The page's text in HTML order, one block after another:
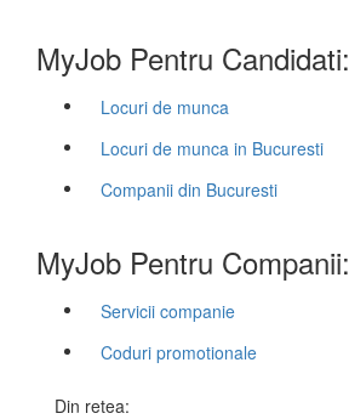
MyJob Pentru Candidati:
Locuri de munca
Locuri de munca in Bucuresti
Companii din Bucuresti
MyJob Pentru Companii:
Servicii companie
Coduri promotionale
Din retea: